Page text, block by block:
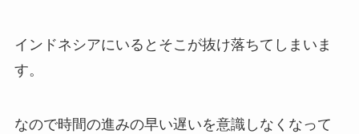
インドネシアにいるとそこが抜け落ちてしまいま
す。
なので時間の進みの早い遅いを意識しなくなって